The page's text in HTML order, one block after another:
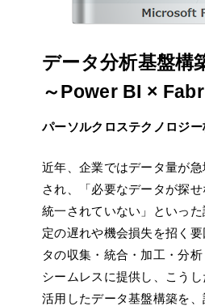
データ分析基盤構
～Power BI ×
パーソルクロステクノロジ
近年、企業ではデータ量が
され、「必要なデータが探
統一されていない」といっ
定の遅れや機会損失を招く
タの収集・統合・加工・分
シームレスに提供し、こう
活用したデータ基盤構築を